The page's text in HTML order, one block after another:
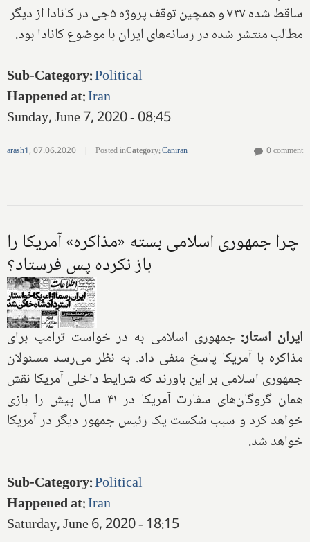
ساقط شده ۷۳۷ و همچین توقف پروژه ۵جی در کانادا از دیگر
مطالب منتشر شده در رسانه‌های ایران با موضوع کانادا بود.
Sub-Category:Political
Happened at:Iran
Sunday, June 7, 2020 - 08:45
arash1,07.06.2020 | Posted inCategory:Caniran 0 comment
چرا جمهوری اسلامی بسته «مذاکره» آمریکا را
باز نکرده پس فرستاد؟
ایران استار: جمهوری اسلامی به در خواست ترامپ برای
مذاکره با آمریکا پاسخ منفی داد. به نظر می‌رسد مسئولان
جمهوری اسلامی بر این باورند که شرایط داخلی آمریکا نقش
همان گروگان‌های سفارت آمریکا در ۴۱ سال پیش را بازی
خواهد کرد و سبب شکست یک رئیس جمهور دیگر در آمریکا
خواهد شد.
Sub-Category:Political
Happened at:Iran
Saturday, June 6, 2020 - 18:15